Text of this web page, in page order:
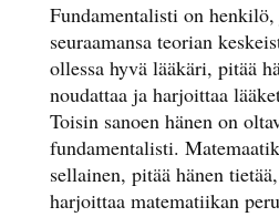
Fundamentalisti on
seuraamansa teorian
ollessa hyvä lääkäri, pitää
noudattaa ja harjoittaa
Toisin sanoen hänen on
fundamentalisti.
sellainen, pitää hänen
harjoittaa matematiikan